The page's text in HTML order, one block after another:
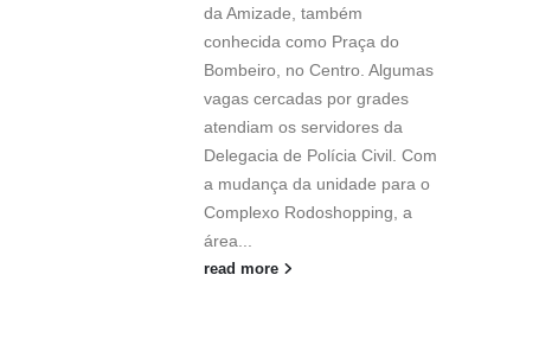
da Amizade, também
conhecida como Praça do
Bombeiro, no Centro. Algumas
vagas cercadas por grades
atendiam os servidores da
Delegacia de Polícia Civil. Com
a mudança da unidade para o
Complexo Rodoshopping, a
área...
read more